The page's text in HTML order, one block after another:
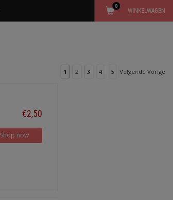
WINKELWAGEN
0
1 2 3 4 5 Volgende Vorige
€2,50
Shop now